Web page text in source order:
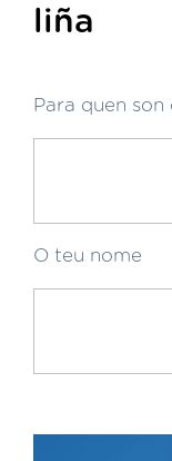
liña
Para quen son
O teu nome